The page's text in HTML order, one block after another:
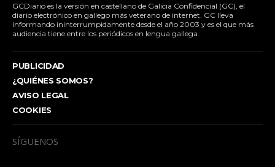
GCDiario es la versión en castellano de Galicia Confidencial (GC), el
diario electrónico en gallego más veterano de internet. GC lleva
informando ininterrumpidamente desde el año 2003 y es el que más
audiencia tiene entre los periódicos en lengua gallega.
PUBLICIDAD
¿QUIÉNES SOMOS?
AVISO LEGAL
COOKIES
SÍGUENOS